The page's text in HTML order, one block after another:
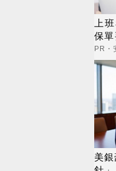
上
保
睛
PR・
美